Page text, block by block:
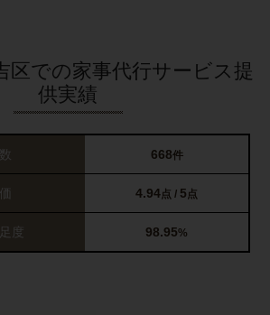
区での家事代行サービス提
供実績
668件
4.94点 / 5 点
度 98.95%